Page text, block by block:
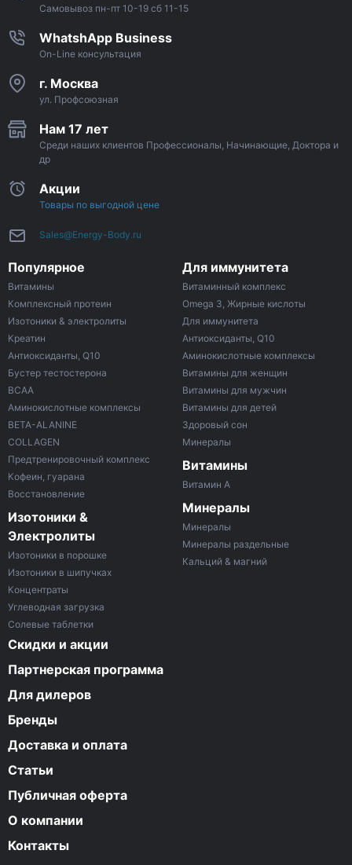
Самовывоз пн-пт 10-19 сб 11-15
WhatshApp Business
On-Line консультация
г. Москва
ул. Профсоюзная
Нам 17 лет
Среди наших клиентов Профессионалы, Начинающие, Доктора и
др
Акции
Товары по выгодной цене
Sales@Energy-Body.ru
Популярное
Витамины
Комплексный протеин
Изотоники & электролиты
Креатин
Антиоксиданты, Q10
Бустер тестостерона
ВСАА
Аминокислотные комплексы
BETA-ALANINE
COLLAGEN
Предтренировочный комплекс
Кофеин, гуарана
Восстановление
Изотоники &
Электролиты
Изотоники в порошке
Изотоники в шипучках
Концентраты
Углеводная загрузка
Солевые таблетки
Для иммунитета
Витаминный комплекс
Omega 3, Жирные кислоты
Для иммунитета
Антиоксиданты, Q10
Аминокислотные комплексы
Витамины для женщин
Витамины для мужчин
Витамины для детей
Здоровый сон
Минералы
Витамины
Витамин A
Минералы
Минералы
Минералы раздельные
Кальций & магний
Скидки и акции
Партнерская программа
Для дилеров
Бренды
Доставка и оплата
Статьи
Публичная оферта
О компании
Контакты